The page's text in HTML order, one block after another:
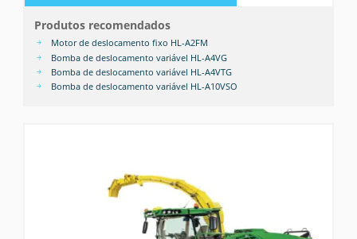
Produtos recomendados
Motor de deslocamento fixo HL-A2FM
Bomba de deslocamento variável HL-A4VG
Bomba de deslocamento variável HL-A4VTG
Bomba de deslocamento variável HL-A10VSO